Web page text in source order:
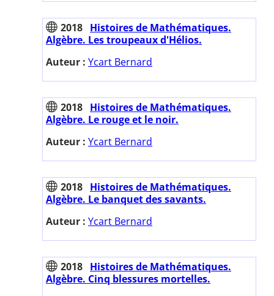
2018 Histoires de Mathématiques.
Algèbre. Les troupeaux d'Hélios.
Auteur : Ycart Bernard
2018 Histoires de Mathématiques.
Algèbre. Le rouge et le noir.
Auteur : Ycart Bernard
2018 Histoires de Mathématiques.
Algèbre. Le banquet des savants.
Auteur : Ycart Bernard
2018 Histoires de Mathématiques.
Algèbre. Cinq blessures mortelles.